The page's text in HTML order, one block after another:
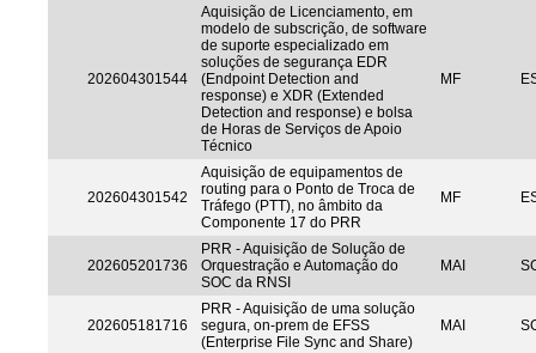
202604301544
Aquisição de Licenciamento, em
modelo de subscrição, de software
de suporte especializado em
soluções de segurança EDR
(Endpoint Detection and
response) e XDR (Extended
Detection and response) e bolsa
de Horas de Serviços de Apoio
Técnico
MF
202604301542
Aquisição de equipamentos de
routing para o Ponto de Troca de
Tráfego (PTT), no âmbito da
Componente 17 do PRR
MF
202605201736
PRR - Aquisição de Solução de
Orquestração e Automação do
SOC da RNSI
MAI
202605181716
PRR - Aquisição de uma solução
segura, on-prem de EFSS
(Enterprise File Sync and Share)
MAI